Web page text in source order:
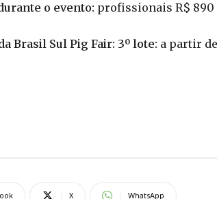
o evento: profissionais R$ 890
Brasil Sul Pig Fair: 3º lote: a partir
X WhatsApp